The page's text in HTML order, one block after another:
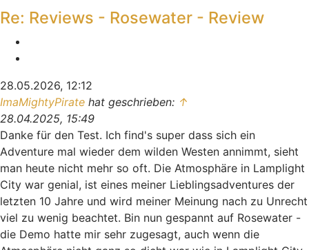
Re: Reviews - Rosewater - Review
28.05.2026, 12:12
ImaMightyPirate hat geschrieben: ↑
28.04.2025, 15:49
Danke für den Test. Ich find's super dass sich ein
Adventure mal wieder dem wilden Westen annimmt, sieht
man heute nicht mehr so oft. Die Atmosphäre in Lamplight
City war genial, ist eines meiner Lieblingsadventures der
letzten 10 Jahre und wird meiner Meinung nach zu Unrecht
viel zu wenig beachtet. Bin nun gespannt auf Rosewater -
die Demo hatte mir sehr zugesagt, auch wenn die